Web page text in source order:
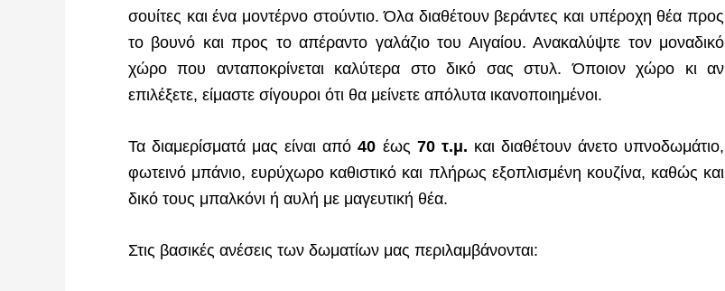
σουίτες και ένα μοντέρνο στούντιο. Όλα διαθέτουν βεράντες και υπέροχη θέα προς
το βουνό και προς το απέραντο γαλάζιο του Αιγαίου. Ανακαλύψτε τον μοναδικό
χώρο που ανταποκρίνεται καλύτερα στο δικό σας στυλ. Όποιον χώρο κι αν
επιλέξετε, είμαστε σίγουροι ότι θα μείνετε απόλυτα ικανοποιημένοι.
Τα διαμερίσματά μας είναι από40 έως 70 τ.μ. και διαθέτουν άνετο υπνοδωμάτιο,
φωτεινό μπάνιο, ευρύχωρο καθιστικό και πλήρως εξοπλισμένη κουζίνα, καθώς και
δικό τους μπαλκόνι ή αυλή με μαγευτική θέα.
Στις βασικές ανέσεις των δωματίων μας περιλαμβάνονται: